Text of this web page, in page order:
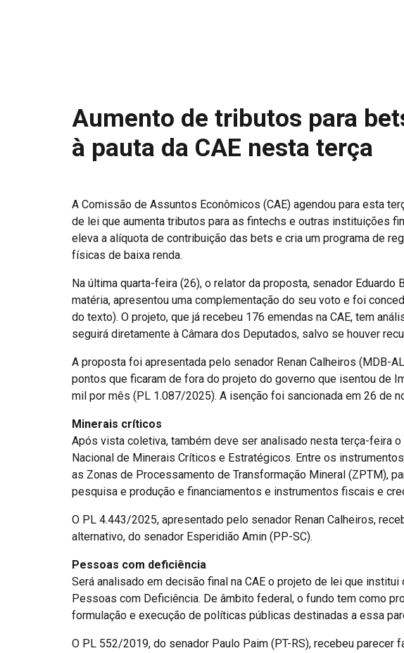
Aumento de tributos para
à pauta da CAE nesta terça
A Comissão de Assuntos Econômicos (CAE) agendou para esta
de lei que aumenta tributos para as fintechs e outras instituições
eleva a alíquota de contribuição das bets e cria um programa de
físicas de baixa renda.
Na última quarta-feira (26), o relator da proposta, senador Eduardo
matéria, apresentou uma complementação do seu voto e foi
do texto). O projeto, que já recebeu 176 emendas na CAE, tem
seguirá diretamente à Câmara dos Deputados, salvo se houver
A proposta foi apresentada pelo senador Renan Calheiros (MDB-
pontos que ficaram de fora do projeto do governo que isentou de
mil por mês (PL 1.087/2025). A isenção foi sancionada em 26 de
Minerais críticos
Após vista coletiva, também deve ser analisado nesta terça-feira
Nacional de Minerais Críticos e Estratégicos. Entre os
as Zonas de Processamento de Transformação Mineral (ZPTM),
pesquisa e produção e financiamentos e instrumentos fiscais e
O PL 4.443/2025, apresentado pelo senador Renan Calheiros,
alternativo, do senador Esperidião Amin (PP-SC).
Pessoas com deficiência
Será analisado em decisão final na CAE o projeto de lei que
Pessoas com Deficiência. De âmbito federal, o fundo tem como
formulação e execução de políticas públicas destinadas a essa
O PL 552/2019, do senador Paulo Paim (PT-RS), recebeu parecer